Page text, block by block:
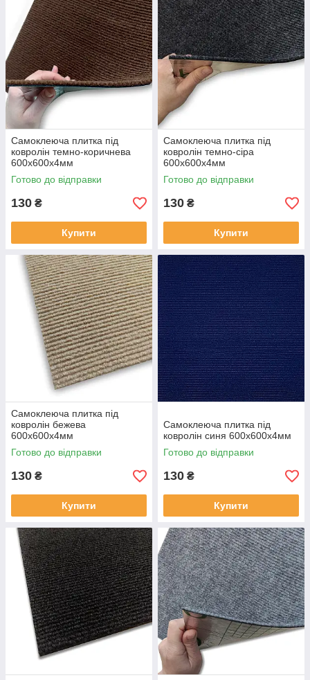
Самоклеюча плитка під
ковролін темно-коричнева
600х600х4мм
Готово до відправки
130 ₴
Купити
Самоклеюча плитка під
ковролін темно-сіра
600х600х4мм
Готово до відправки
130 ₴
Купити
Самоклеюча плитка під
ковролін бежева
600х600х4мм
Готово до відправки
130 ₴
Купити
Самоклеюча плитка під
ковролін синя 600х600х4мм
Готово до відправки
130 ₴
Купити